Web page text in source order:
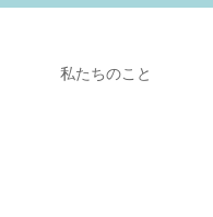
私たちのこと